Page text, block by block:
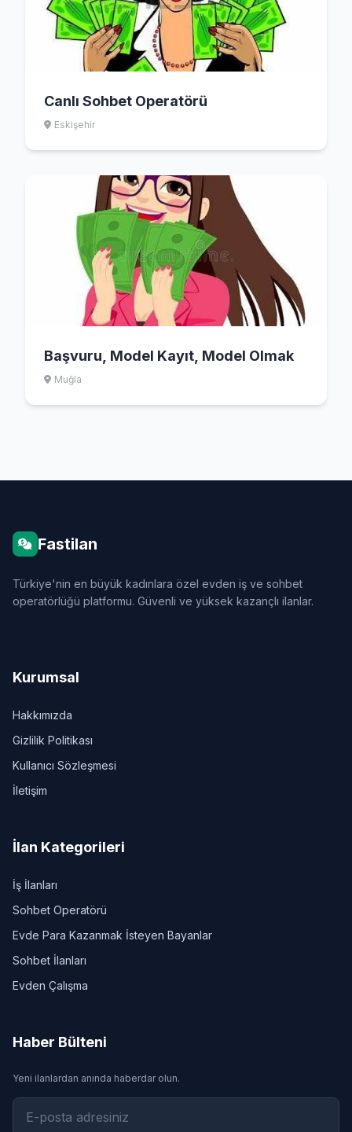
Canlı Sohbet Operatörü
Eskişehir
Başvuru, Model Kayıt, Model Olmak
Muğla
Fastilan
Türkiye'nin en büyük kadınlara özel evden iş ve sohbet
operatörlüğü platformu. Güvenli ve yüksek kazançlı ilanlar.
Kurumsal
Hakkımızda
Gizlilik Politikası
Kullanıcı Sözleşmesi
İletişim
İlan Kategorileri
İş İlanları
Sohbet Operatörü
Evde Para Kazanmak İsteyen Bayanlar
Sohbet İlanları
Evden Çalışma
Haber Bülteni
Yeni ilanlardan anında haberdar olun.